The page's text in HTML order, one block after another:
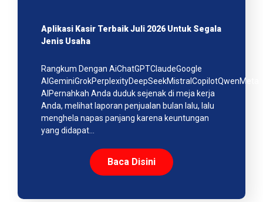
Aplikasi Kasir Terbaik Juli 2026 Untuk Segala
Jenis Usaha
Rangkum Dengan AiChatGPTClaudeGoogle
AIGeminiGrokPerplexityDeepSeekMistralCopilotQwenMeta
AIPernahkah Anda duduk sejenak di meja kerja
Anda, melihat laporan penjualan bulan lalu, lalu
menghela napas panjang karena keuntungan
yang didapat…
Baca Disini